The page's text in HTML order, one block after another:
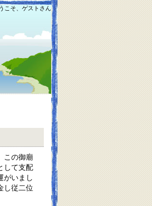
こそ、ゲストさん
この御廟
して支配
がいまし
し従二位